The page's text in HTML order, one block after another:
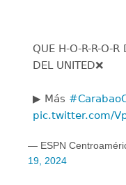
QUE H-O-R-R-O-R
DEL UNITED❌
▶️ Más
pic.twitter.com/
— ESPN
19, 2024